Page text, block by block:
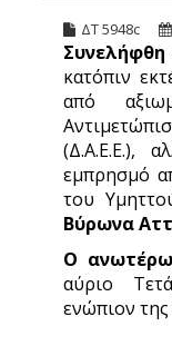
ΔΤ 5948c
Συνελήφθη
κατόπιν
από
(Δ.Α.Ε.Ε.),
εμπρησμό
του
Βύρωνα
Ο ανωτέρω
αύριο
ενώπιον της